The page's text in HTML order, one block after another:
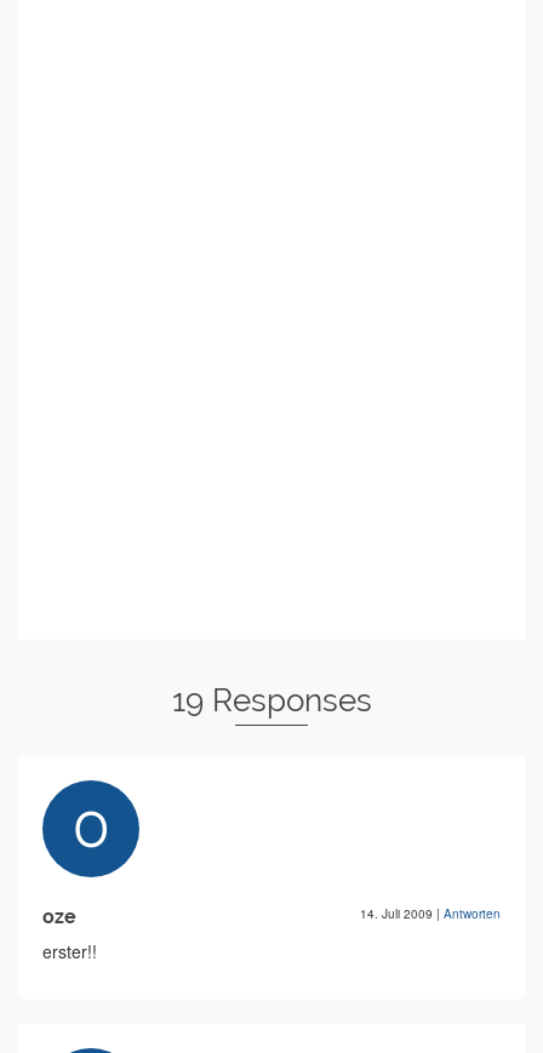
19 Responses
oze 14. Juli 2009 | Antworten
erster!!